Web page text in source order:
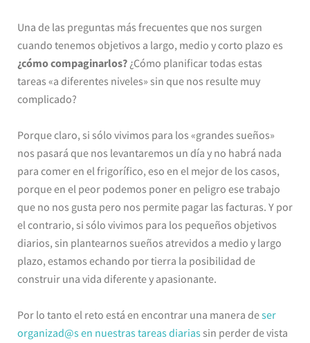
Una de las preguntas más frecuentes que nos surgen
cuando tenemos objetivos a largo, medio y corto plazo es
¿cómo compaginarlos? ¿Cómo planificar todas estas
tareas «a diferentes niveles» sin que nos resulte muy
complicado?
Porque claro, si sólo vivimos para los «grandes sueños»
nos pasará que nos levantaremos un día y no habrá nada
para comer en el frigorífico, eso en el mejor de los casos,
porque en el peor podemos poner en peligro ese trabajo
que no nos gusta pero nos permite pagar las facturas. Y por
el contrario, si sólo vivimos para los pequeños objetivos
diarios, sin plantearnos sueños atrevidos a medio y largo
plazo, estamos echando por tierra la posibilidad de
construir una vida diferente y apasionante.
Por lo tanto el reto está en encontrar una manera deser
organizad@s en nuestras tareas diarias sin perder de vista